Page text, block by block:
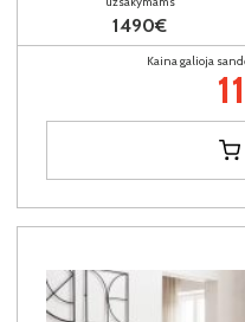
1490€
Kaina galioja